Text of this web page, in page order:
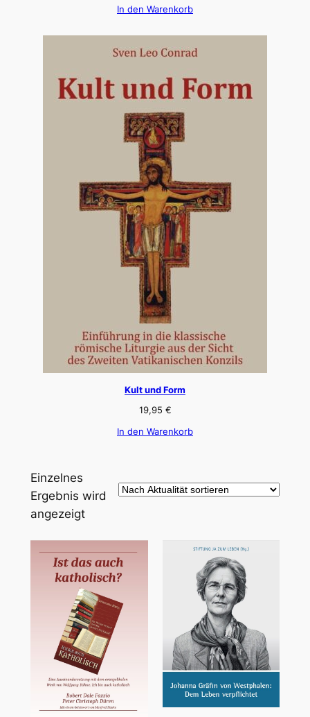
In den Warenkorb
Kult und Form
19,95 €
In den Warenkorb
Einzelnes
Ergebnis wird
angezeigt